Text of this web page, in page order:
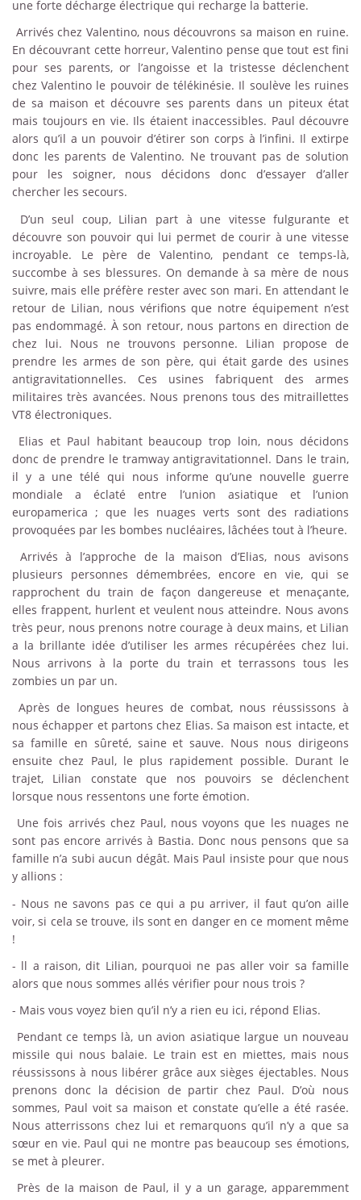
une forte décharge électrique qui recharge la batterie.
Arrivés chez Valentino, nous découvrons sa maison en ruine.
En découvrant cette horreur, Valentino pense que tout est fini
pour ses parents, or l’angoisse et la tristesse déclenchent
chez Valentino le pouvoir de télékinésie. Il soulève les ruines
de sa maison et découvre ses parents dans un piteux état
mais toujours en vie. Ils étaient inaccessibles. Paul découvre
alors qu’il a un pouvoir d’étirer son corps à l’infini. Il extirpe
donc les parents de Valentino. Ne trouvant pas de solution
pour les soigner, nous décidons donc d’essayer d’aller
chercher les secours.
D’un seul coup, Lilian part à une vitesse fulgurante et
découvre son pouvoir qui lui permet de courir à une vitesse
incroyable. Le père de Valentino, pendant ce temps-là,
succombe à ses blessures. On demande à sa mère de nous
suivre, mais elle préfère rester avec son mari. En attendant le
retour de Lilian, nous vérifions que notre équipement n’est
pas endommagé. À son retour, nous partons en direction de
chez lui. Nous ne trouvons personne. Lilian propose de
prendre les armes de son père, qui était garde des usines
antigravitationnelles. Ces usines fabriquent des armes
militaires très avancées. Nous prenons tous des mitraillettes
VT8 électroniques.
Elias et Paul habitant beaucoup trop loin, nous décidons
donc de prendre le tramway antigravitationnel. Dans le train,
il y a une télé qui nous informe qu’une nouvelle guerre
mondiale a éclaté entre l’union asiatique et l’union
europamerica ; que les nuages verts sont des radiations
provoquées par les bombes nucléaires, lâchées tout à l’heure.
Arrivés à l’approche de la maison d’Elias, nous avisons
plusieurs personnes démembrées, encore en vie, qui se
rapprochent du train de façon dangereuse et menaçante,
elles frappent, hurlent et veulent nous atteindre. Nous avons
très peur, nous prenons notre courage à deux mains, et Lilian
a la brillante idée d’utiliser les armes récupérées chez lui.
Nous arrivons à la porte du train et terrassons tous les
zombies un par un.
Après de longues heures de combat, nous réussissons à
nous échapper et partons chez Elias. Sa maison est intacte, et
sa famille en sûreté, saine et sauve. Nous nous dirigeons
ensuite chez Paul, le plus rapidement possible. Durant le
trajet, Lilian constate que nos pouvoirs se déclenchent
lorsque nous ressentons une forte émotion.
Une fois arrivés chez Paul, nous voyons que les nuages ne
sont pas encore arrivés à Bastia. Donc nous pensons que sa
famille n’a subi aucun dégât. Mais Paul insiste pour que nous
y allions :
- Nous ne savons pas ce qui a pu arriver, il faut qu’on aille
voir, si cela se trouve, ils sont en danger en ce moment même
!
- ll a raison, dit Lilian, pourquoi ne pas aller voir sa famille
alors que nous sommes allés vérifier pour nous trois ?
- Mais vous voyez bien qu’il n’y a rien eu ici, répond Elias.
Pendant ce temps là, un avion asiatique largue un nouveau
missile qui nous balaie. Le train est en miettes, mais nous
réussissons à nous libérer grâce aux sièges éjectables. Nous
prenons donc la décision de partir chez Paul. D’où nous
sommes, Paul voit sa maison et constate qu’elle a été rasée.
Nous atterrissons chez lui et remarquons qu’il n’y a que sa
sœur en vie. Paul qui ne montre pas beaucoup ses émotions,
se met à pleurer.
Près de Ia maison de Paul, il y a un garage, apparemment